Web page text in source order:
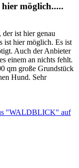
möglich.....
ist hier genau
ist hier möglich. Es ist
Auch der Anbieter
einem an nichts fehlt.
qm große Grundstück
Hund. Sehr
"WALDBLICK" auf